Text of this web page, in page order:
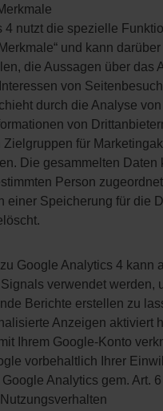
4 nutzt die spezielle
und kann darüber
die Aussagen über das
von
durch die Analyse von
von
Zielgruppen für
Die gesammelten Daten
Person
einer Speicherung für die
Google Analytics 4 kann
verwendet werden,
Berichte erstellen zu
Anzeigen aktiviert
Ihrem Google-Konto
vorbehaltlich Ihrer
Analytics gem. Art. 6